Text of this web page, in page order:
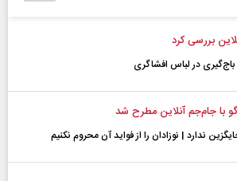
بررسی کرد
باج‌گیری در لباس افشاگری
با جام‌جم آنلاین مطرح شد
ندارد | نوزادان را از فواید آن محروم نکنیم